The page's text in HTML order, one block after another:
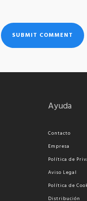
Ayuda
Contacto
Empresa
Política de
Aviso Legal
Política de
Distribución